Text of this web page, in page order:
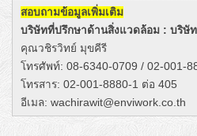
สอบถามข้อมูลเพิ่มเติม
บริษัทที่ปรึกษาด้านสิ่งแวดล้อม : บริษั
คุณวชิรวิทย์ มุขคีรี
โทรศัพท์: 08-6340-0709 / 02-001-
โทรสาร: 02-001-8880-1 ต่อ 405
อีเมล: wachirawit@enviwork.co.th